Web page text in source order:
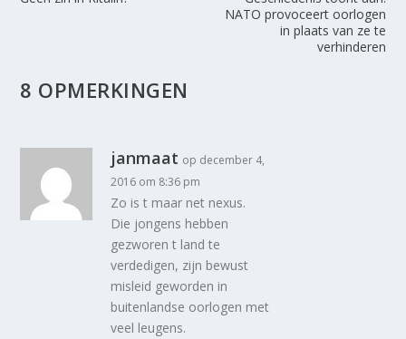
NATO provoceert oorlogen
in plaats van ze te
verhinderen
8 OPMERKINGEN
janmaat op december 4,
2016 om 8:36 pm
Zo is t maar net nexus.
Die jongens hebben
gezworen t land te
verdedigen, zijn bewust
misleid geworden in
buitenlandse oorlogen met
veel leugens.